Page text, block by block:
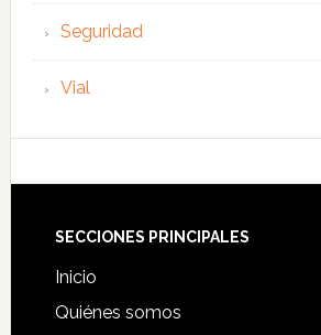
Seguridad
Vial
Footer
SECCIONES PRINCIPALES
Inicio
Quiénes somos